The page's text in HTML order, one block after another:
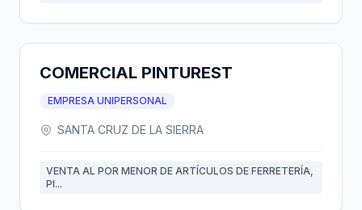
COMERCIAL PINTUREST
EMPRESA UNIPERSONAL
SANTA CRUZ DE LA SIERRA
VENTA AL POR MENOR DE ARTÍCULOS DE FERRETERÍA,
PI...